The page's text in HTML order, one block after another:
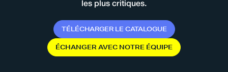
les plus critiques.
TÉLÉCHARGER LE CATALOGUE
ÉCHANGERAVEC NOTRE ÉQUIPE